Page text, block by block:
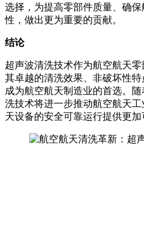
选择，为提高零部件质量、确
性，做出更为重要的贡献。
结论
超声波清洗技术作为航空航天
其卓越的清洗效果、非破坏性
成为航空航天制造业的首选。
洗技术将进一步推动航空航天
天设备的安全可靠运行提供更加